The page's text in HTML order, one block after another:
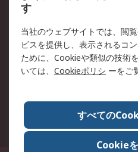
RSについて
会社概要
プレスリリース＆お知ら
全世界のRS
ESGへの取り組み（英語）
す
当社のウェブサイトでは、閲
ビスを提供し、表示されるコ
ために、Cookieや類似の技術
いては、 Cookieポリシ ーをご
すべての
Cookie